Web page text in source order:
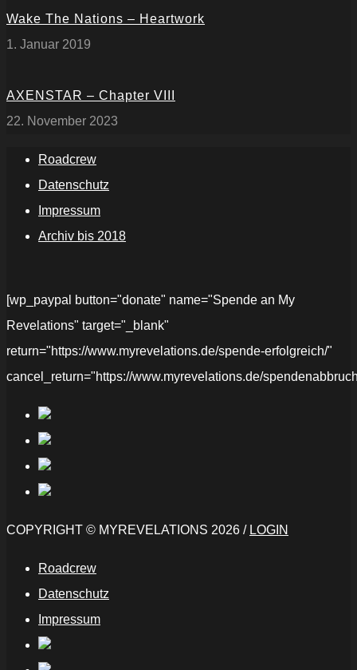
Wake The Nations – Heartwork
1. Januar 2019
AXENSTAR – Chapter VIII
22. November 2023
Roadcrew
Datenschutz
Impressum
Archiv bis 2018
[wp_paypal button="donate" name="Spende an My
Revelations" target="_blank"
return="https://www.myrevelations.de/spende-erfolgreich/"
cancel_return="https://www.myrevelations.de/
COPYRIGHT © MYREVELATIONS 2026 / LOGIN
Roadcrew
Datenschutz
Impressum